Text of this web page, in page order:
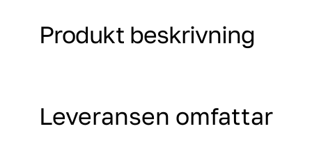
Produkt beskrivning
Leveransen omfattar